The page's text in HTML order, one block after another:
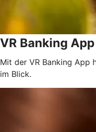
VR Banking
Mit der VR Banking App
im Blick.